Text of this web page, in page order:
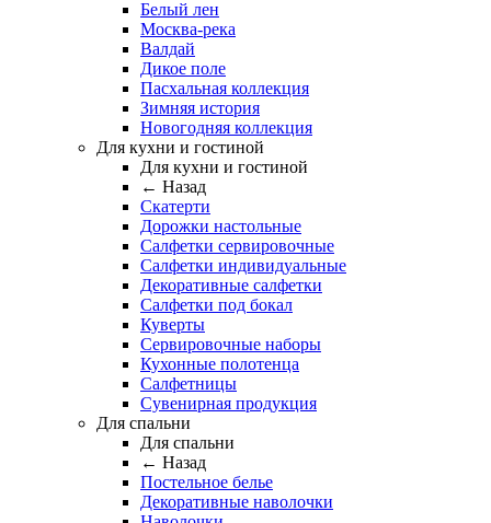
Белый лен
Москва-река
Валдай
Дикое поле
Пасхальная коллекция
Зимняя история
Новогодняя коллекция
Для кухни и гостиной
Для кухни и гостиной
← Назад
Скатерти
Дорожки настольные
Салфетки сервировочные
Салфетки индивидуальные
Декоративные салфетки
Салфетки под бокал
Куверты
Сервировочные наборы
Кухонные полотенца
Салфетницы
Сувенирная продукция
Для спальни
Для спальни
← Назад
Постельное белье
Декоративные наволочки